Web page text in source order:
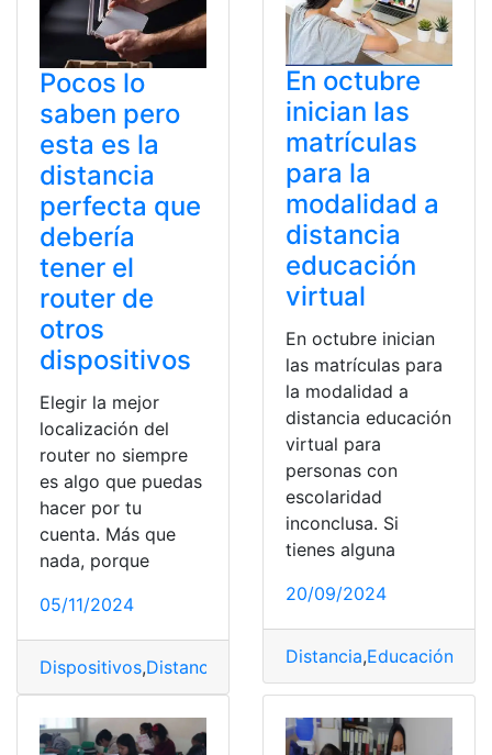
Pocos lo
saben pero
esta es la
distancia
perfecta que
debería
tener el
router de
otros
dispositivos
Elegir la mejor
localización del
router no siempre
es algo que puedas
hacer por tu
cuenta. Más que
nada, porque
05/11/2024
Dispositivos,Distancia perfecta,pocos,Router
En octubre
inician las
matrículas
para la
modalidad a
distancia
educación
virtual
En octubre inician
las matrículas para
la modalidad a
distancia educación
virtual para
personas con
escolaridad
inconclusa. Si
tienes alguna
20/09/2024
Distancia,Educación